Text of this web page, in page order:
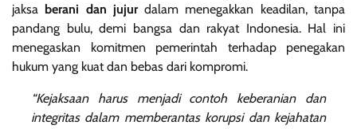
jaksa berani dan jujurdalam menegakkan keadilan, tanpa
pandang bulu, demi bangsa dan rakyat Indonesia. Hal ini
menegaskan komitmen pemerintah terhadap penegakan
hukum yang kuat dan bebas dari kompromi.
“Kejaksaan harus menjadi contoh keberanian dan
integritas dalam memberantas korupsi dan kejahatan